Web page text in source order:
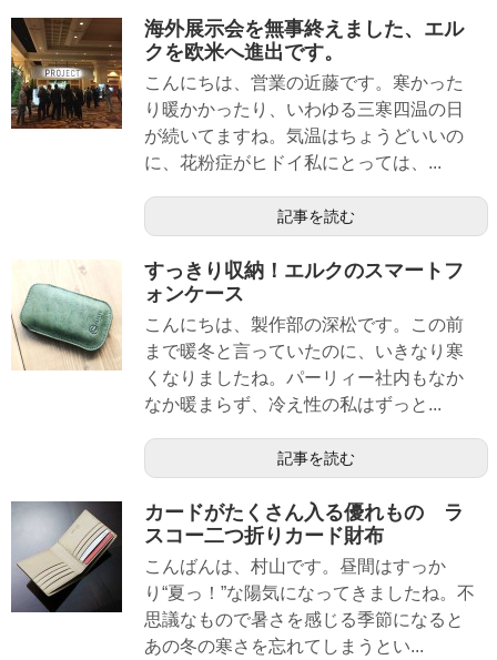
海外展示会を無事終えました、エル
クを欧米へ進出です。
こんにちは、営業の近藤です。寒かった
り暖かかったり、いわゆる三寒四温の日
が続いてますね。気温はちょうどいいの
に、花粉症がヒドイ私にとっては、...
記事を読む
すっきり収納！エルクのスマートフ
ォンケース
こんにちは、製作部の深松です。この前
まで暖冬と言っていたのに、いきなり寒
くなりましたね。パーリィー社内もなか
なか暖まらず、冷え性の私はずっと...
記事を読む
カードがたくさん入る優れもの ラ
スコー二つ折りカード財布
こんばんは、村山です。昼間はすっか
り“夏っ！”な陽気になってきましたね。不
思議なもので暑さを感じる季節になると
あの冬の寒さを忘れてしまうとい...